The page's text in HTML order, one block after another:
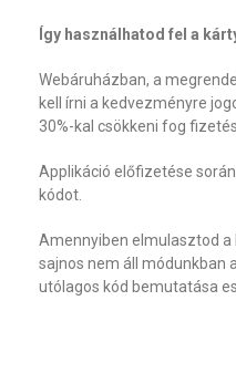
Így használhatod fel a
Webáruházban, a
kell írni a kedvezményre
30%-kal csökkeni fog
Applikáció előfizetése
kódot.
Amennyiben elmulasztod
sajnos nem áll módunkban
utólagos kód bemutatása